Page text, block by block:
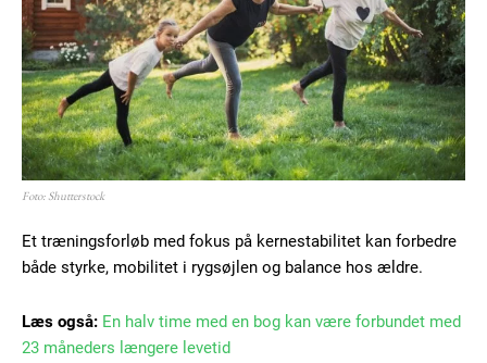
Foto: Shutterstock
Et træningsforløb med fokus på kernestabilitet kan forbedre
både styrke, mobilitet i rygsøjlen og balance hos ældre.
Læs også: En halv time med en bog kan være forbundet med
23 måneders længere levetid